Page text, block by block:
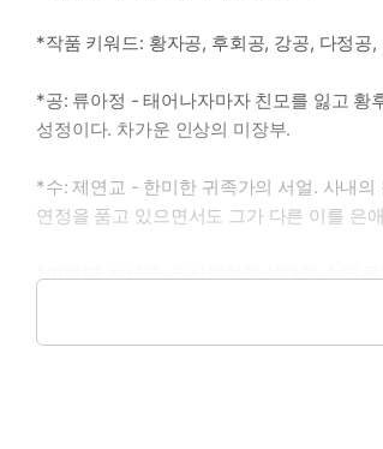
*작품 키워드: 황자공, 후회공, 강공, 다정공
*공: 류아정 - 태어나자마자 친모를 잃고 황
성정이다. 차가운 인상의 미장부.
*수: 제연교 - 한미한 귀족가의 서얼. 사내
연정을 품고 있으면서도 그가 다른 이를 은
*이럴 때 보세요: 외사랑하던 상대의 손에